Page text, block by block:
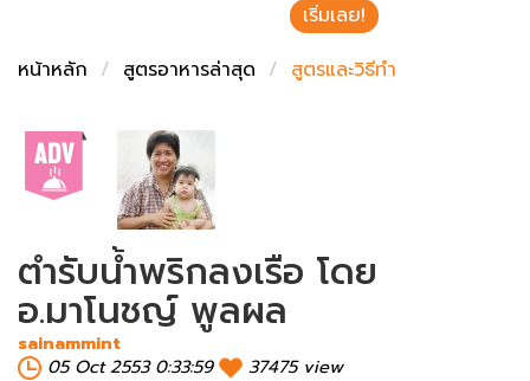
เริ่มเลย!
หน้าหลัก
สูตรอาหารล่าสุด สูตรและวิธีทำ
ตำรับน้ำพริกลงเรือ โดย
อ.มาโนชญ์ พูลผล
sainammint
05 Oct 2553 0:33:59
37475 view